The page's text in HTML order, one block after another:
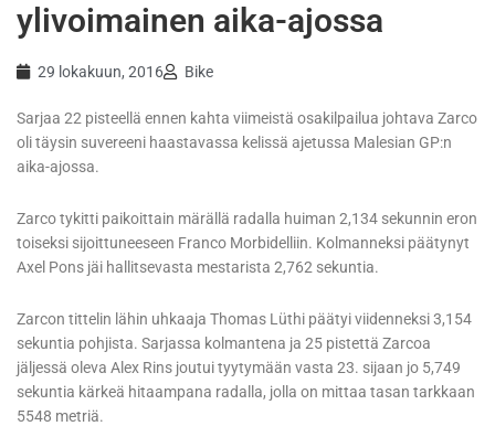
ylivoimainen aika-ajossa
29 lokakuun, 2016 Bike
Sarjaa 22 pisteellä ennen kahta viimeistä osakilpailua johtava Zarco
oli täysin suvereeni haastavassa kelissä ajetussa Malesian GP:n
aika-ajossa.
Zarco tykitti paikoittain märällä radalla huiman 2,134 sekunnin eron
toiseksi sijoittuneeseen Franco Morbidelliin. Kolmanneksi päätynyt
Axel Pons jäi hallitsevasta mestarista 2,762 sekuntia.
Zarcon tittelin lähin uhkaaja Thomas Lüthi päätyi viidenneksi 3,154
sekuntia pohjista. Sarjassa kolmantena ja 25 pistettä Zarcoa
jäljessä oleva Alex Rins joutui tyytymään vasta 23. sijaan jo 5,749
sekuntia kärkeä hitaampana radalla, jolla on mittaa tasan tarkkaan
5548 metriä.